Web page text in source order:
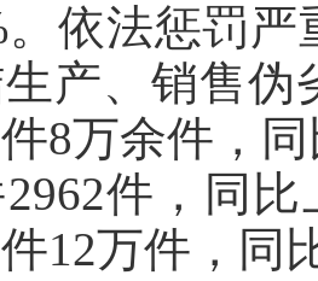
。依法惩罚
产、销售伪
8万余件，
件，同
12万件，同